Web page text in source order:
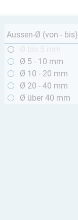
Aussen-Ø (von - bis)
Ø 5 - 10 mm
Ø 10 - 20 mm
Ø 20 - 40 mm
Ø über 40 mm